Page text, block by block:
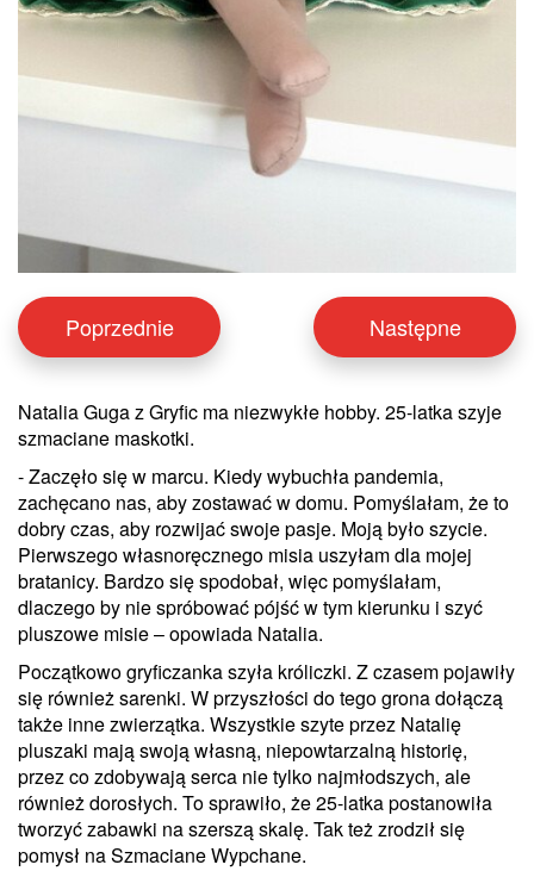
Poprzednie Następne
Natalia Guga z Gryfic ma niezwykłe hobby. 25-latka szyje
szmaciane maskotki.
- Zaczęło się w marcu. Kiedy wybuchła pandemia,
zachęcano nas, aby zostawać w domu. Pomyślałam, że to
dobry czas, aby rozwijać swoje pasje. Moją było szycie.
Pierwszego własnoręcznego misia uszyłam dla mojej
bratanicy. Bardzo się spodobał, więc pomyślałam,
dlaczego by nie spróbować pójść w tym kierunku i szyć
pluszowe misie – opowiada Natalia.
Początkowo gryficzanka szyła króliczki. Z czasem pojawiły
się również sarenki. W przyszłości do tego grona dołączą
także inne zwierzątka. Wszystkie szyte przez Natalię
pluszaki mają swoją własną, niepowtarzalną historię,
przez co zdobywają serca nie tylko najmłodszych, ale
również dorosłych. To sprawiło, że 25-latka postanowiła
tworzyć zabawki na szerszą skalę. Tak też zrodził się
pomysł na Szmaciane Wypchane.